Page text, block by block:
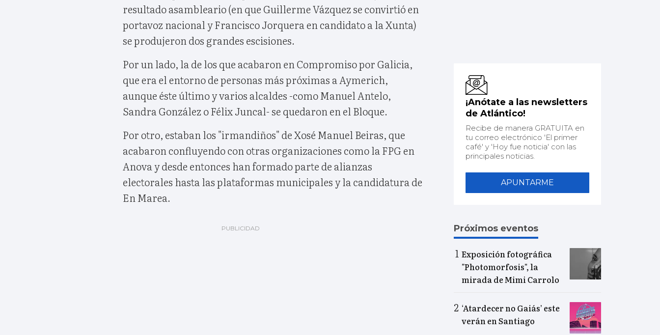
resultado asambleario (en que Guillerme Vázquez se convirtió en
portavoz nacional y Francisco Jorquera en candidato a la Xunta)
se produjeron dos grandes escisiones.
Por un lado, la de los que acabaron en Compromiso por Galicia,
que era el entorno de personas más próximas a Aymerich,
aunque éste último y varios alcaldes -como Manuel Antelo,
Sandra González o Félix Juncal- se quedaron en el Bloque.
Por otro, estaban los "irmandiños" de Xosé Manuel Beiras, que
acabaron confluyendo con otras organizaciones como la FPG en
Anova y desde entonces han formado parte de alianzas
electorales hasta las plataformas municipales y la candidatura de
En Marea.
¡Anótate a las newsletters
de Atlántico!
Recibe de manera GRATUITA en
tu correo electrónico 'El primer
café' y 'Hoy fue noticia' con las
principales noticias.
APUNTARME
Próximos eventos
Exposición fotográfica
"Photomorfosis", la
mirada de Mimi Carrolo
‘Atardecer no Gaiás’ este
verán en Santiago